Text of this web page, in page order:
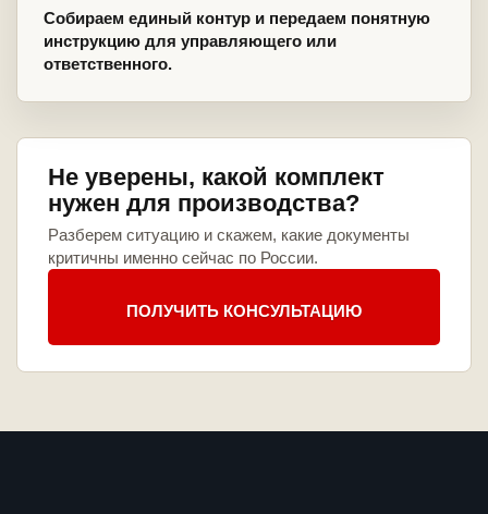
Собираем единый контур и передаем понятную
инструкцию для управляющего или
ответственного.
Не уверены, какой комплект
нужен для производства?
Разберем ситуацию и скажем, какие документы
критичны именно сейчас по России.
ПОЛУЧИТЬ КОНСУЛЬТАЦИЮ